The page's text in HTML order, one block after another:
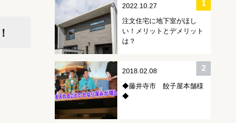
2022.10.27
注文住宅に地下室がほし
い！メリットとデメリット
は？
2018.02.08
◆藤井寺市 餃子屋本舗様
◆